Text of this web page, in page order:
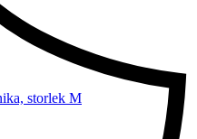
storlek M